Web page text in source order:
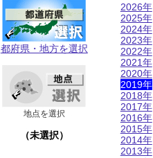
都府県・地方を選択
地点を選択
（未選択）
2026年
2025年
2024年
2023年
2022年
2021年
2020年
2019年
2018年
2017年
2016年
2015年
2014年
2013年